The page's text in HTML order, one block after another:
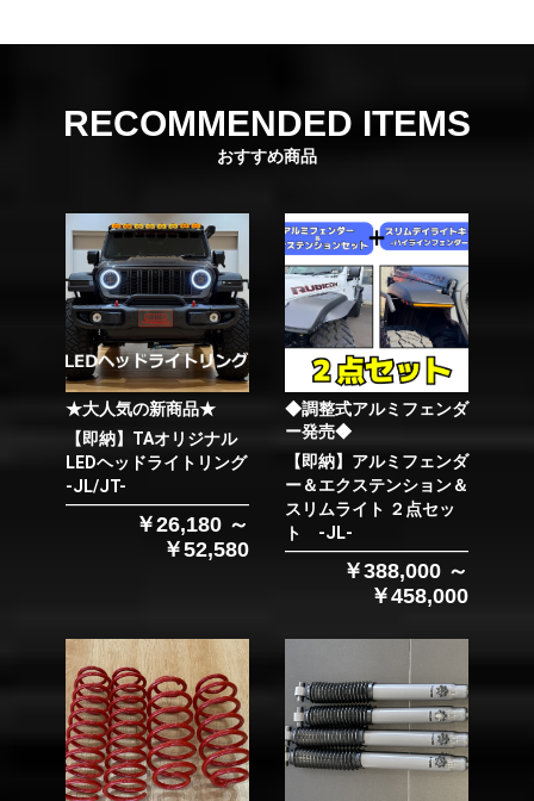
RECOMMENDED ITEMS
おすすめ商品
★大人気の新商品★
【即納】TAオリジナル
LEDヘッドライトリング
-JL/JT-
￥26,180 ～
￥52,580
◆調整式アルミフェンダ
ー発売◆
【即納】アルミフェンダ
ー＆エクステンション＆
スリムライト ２点セッ
ト -JL-
￥388,000 ～
￥458,000